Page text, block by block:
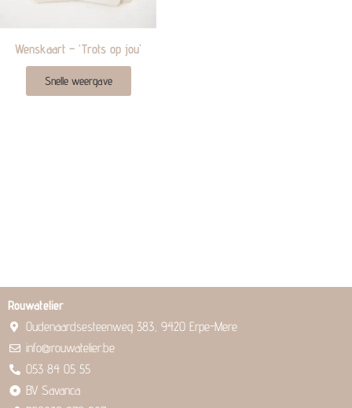
Wenskaart – ‘Trots op jou’
Snelle weergave
Rouwatelier
Oudenaardsesteenweg 383, 9420 Erpe-Mere
info@rouwatelier.be
053 84 05 55
BV Savanca